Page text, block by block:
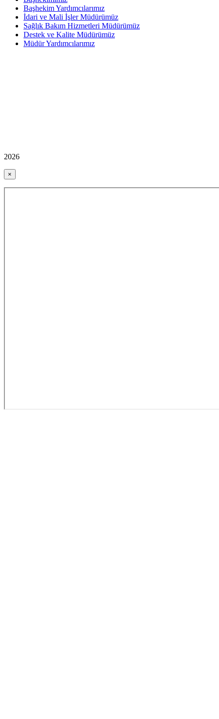
Başhekim Yardımcılarımız
İdari ve Mali İşler Müdürümüz
Sağlık Bakım Hizmetleri Müdürümüz
Destek ve Kalite Müdürümüz
Müdür Yardımcılarımız
2026
×